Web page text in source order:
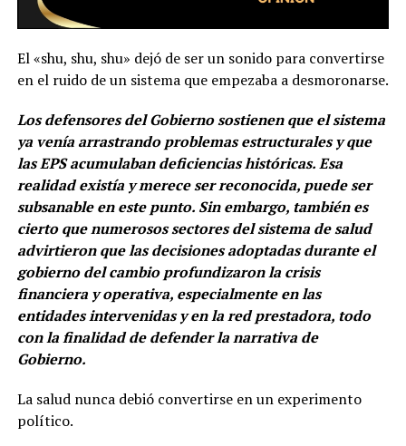
El «shu, shu, shu» dejó de ser un sonido para convertirse
en el ruido de un sistema que empezaba a desmoronarse.
Los defensores del Gobierno sostienen que el sistema
ya venía arrastrando problemas estructurales y que
las EPS acumulaban deficiencias históricas. Esa
realidad existía y merece ser reconocida, puede ser
subsanable en este punto. Sin embargo, también es
cierto que numerosos sectores del sistema de salud
advirtieron que las decisiones adoptadas durante el
gobierno del cambio profundizaron la crisis
financiera y operativa, especialmente en las
entidades intervenidas y en la red prestadora, todo
con la finalidad de defender la narrativa de
Gobierno.
La salud nunca debió convertirse en un experimento
político.